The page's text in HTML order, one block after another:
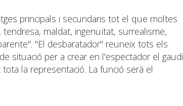
principals i secundaris tot el que moltes
maldat, ingenuïtat, surrealisme,
"El desbaratador" reuneix tots els
situació per a crear en l'espectador el gaudi
la representació. La funció serà el